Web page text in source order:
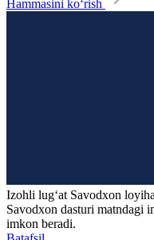
Hammasini ko‘rish
Izohli lugʻat Savodxon
Savodxon dasturi matndagi
imkon beradi.